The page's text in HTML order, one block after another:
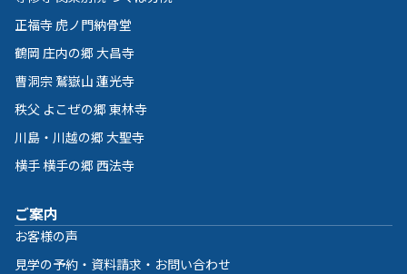
正福寺 虎ノ門納骨堂
鶴岡 庄内の郷 大昌寺
曹洞宗 鷲嶽山 蓮光寺
秩父 よこぜの郷 東林寺
川島・川越の郷 大聖寺
横手 横手の郷 西法寺
ご案内
お客様の声
見学の予約・資料請求・お問い合わせ